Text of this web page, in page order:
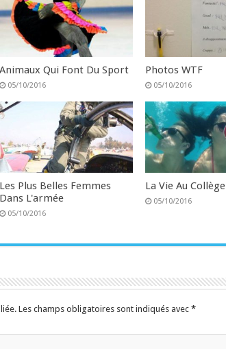
Animaux Qui Font Du Sport
05/10/2016
Photos WTF
05/10/2016
Les Plus Belles Femmes
Dans L'armée
05/10/2016
La Vie Au Collège
05/10/2016
Les champs obligatoires sont indiqués avec *